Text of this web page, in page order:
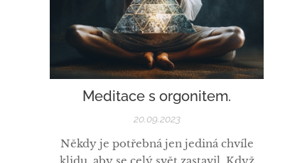
Meditace s orgonitem.
20.09.2023
Někdy je potřebná jen jediná chvíle
klidu, aby se celý svět zastavil. Když